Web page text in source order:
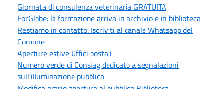
Giornata di consulenza veterinaria GRATUITA
ForGlobe: la formazione arriva in archivio e in biblioteca
Restiamo in contatto: Iscriviti al canale Whatsapp del
Comune
Aperture estive Uffici postali
Numero verde di Consiag dedicato a segnalazioni
sull'illuminazione pubblica